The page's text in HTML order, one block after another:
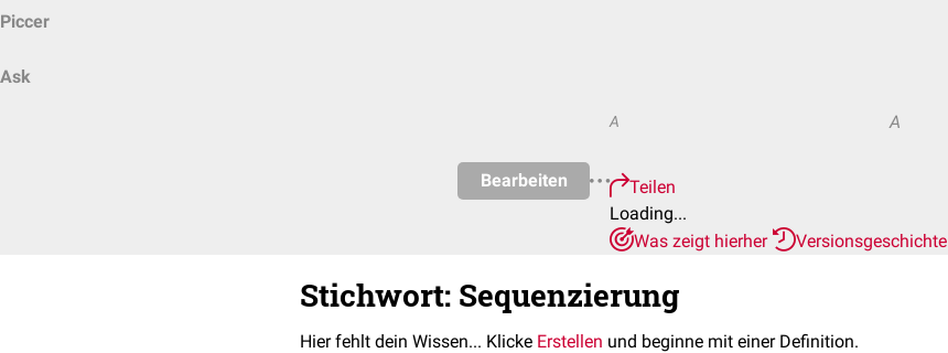
Piccer
Ask
Bearbeiten
A A
Teilen
Loading...
Was zeigt hierher
Versionsgeschichte
Stichwort: Sequenzierung
Hier fehlt dein Wissen... Klicke Erstellen und beginne mit einer Definition.